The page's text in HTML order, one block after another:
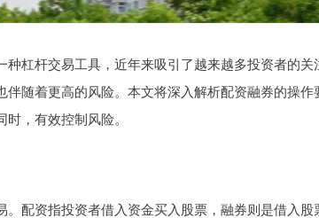
种杠杆交易工具，近年来吸引了越来越多投资者的
伴随着更高的风险。本文将深入解析配资融券的操
，有效控制风险。
。配资指投资者借入资金买入股票，融券则是借入